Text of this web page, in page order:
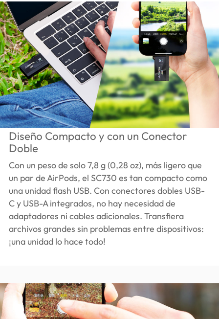
Diseño Compacto y con un Conector
Doble
Con un peso de solo 7,8 g (0,28 oz), más ligero que
un par de AirPods, el SC730 es tan compacto como
una unidad flash USB. Con conectores dobles USB-
C y USB-A integrados, no hay necesidad de
adaptadores ni cables adicionales. Transfiera
archivos grandes sin problemas entre dispositivos:
¡una unidad lo hace todo!